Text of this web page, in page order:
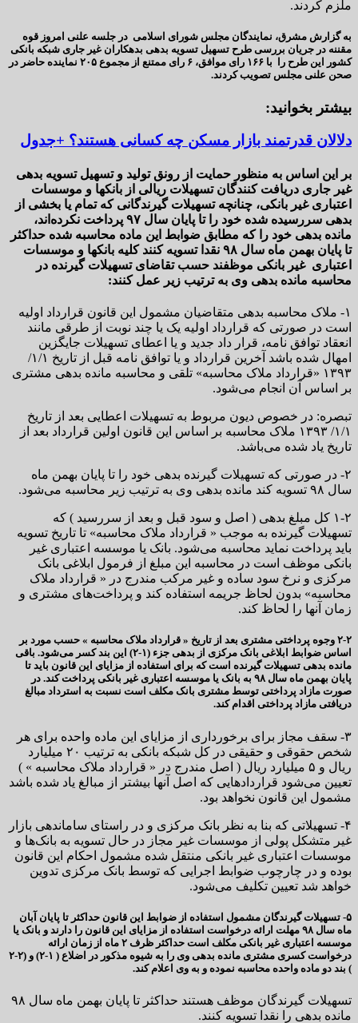
ملزم کردند.
به گزارش مشرق، نمایندگان مجلس شورای اسلامی در جلسه علنی امروز قوه
مقننه در جریان بررسی طرح تسهیل تسویه بدهی بدهکاران غیر جاری شبکه بانکی
کشور این طرح را با ۱۶۶ رای موافق، ۶ رای ممتنع از مجموع ۲۰۵ نماینده حاضر در
صحن علنی مجلس تصویب کردند.
بیشتر بخوانید:
دلالان قدرتمند بازار مسکن چه کسانی هستند؟ +جدول
بر این اساس به منظور حمایت از رونق تولید و تسهیل تسویه بدهی
غیر جاری دریافت کنندگان تسهیلات ریالی از بانکها و موسسات
اعتباری غیر بانکی، چنانچه تسهیلات گیرندگانی که تمام یا بخشی از
بدهی سررسیده شده خود را تا پایان سال ۹۷ پرداخت نکرده‌اند،
مانده بدهی خود را که مطابق ضوابط این ماده محاسبه شده حداکثر
تا پایان بهمن ماه سال ۹۸ نقدا تسویه کنند کلیه بانکها و موسسات
اعتباری غیر بانکی موظفند حسب تقاضای تسهیلات گیرنده در
محاسبه مانده بدهی وی به ترتیب زیر عمل کنند:
۱- ملاک محاسبه بدهی متقاضیان مشمول این قانون قرارداد اولیه
است در صورتی که قرارداد اولیه یک یا چند نوبت از طرقی مانند
انعقاد توافق نامه، قرار داد جدید و یا اعطای تسهیلات جایگزین
امهال شده باشد آخرین قرارداد و یا توافق نامه قبل از تاریخ ۱/۱/
۱۳۹۳ «قرارداد ملاک محاسبه» تلقی و محاسبه مانده بدهی مشتری
بر اساس آن انجام می‌شود.
تبصره: در خصوص دیون مربوط به تسهیلات اعطایی بعد از تاریخ
۱/۱/ ۱۳۹۳ ملاک محاسبه بر اساس این قانون اولین قرارداد بعد از
تاریخ یاد شده می‌باشد.
۲- در صورتی که تسهیلات گیرنده بدهی خود را تا پایان بهمن ماه
سال ۹۸ تسویه کند مانده بدهی وی به ترتیب زیر محاسبه می‌شود.
۱-۲ کل مبلغ بدهی ( اصل و سود قبل و بعد از سررسید ) که
تسهیلات گیرنده به موجب « قرارداد ملاک محاسبه» تا تاریخ تسویه
باید پرداخت نماید محاسبه می‌شود. بانک یا موسسه اعتباری غیر
بانکی موظف است در محاسبه این مبلغ از فرمول ابلاغی بانک
مرکزی و نرخ سود ساده و غیر مرکب مندرج در « قرارداد ملاک
محاسبه» بدون لحاظ جریمه استفاده کند و پرداخت‌های مشتری و
زمان‌ آنها را لحاظ کند.
۲-۲ وجوه پرداختی مشتری بعد از تاریخ « قرارداد ملاک محاسبه » حسب مورد بر
اساس ضوابط ابلاغی بانک مرکزی از بدهی جزء (۱-۲) این بند کسر می‌شود. باقی
مانده بدهی تسهیلات گیرنده است که برای استفاده از مزایای این قانون باید تا
پایان بهمن ماه سال ۹۸ به بانک یا موسسه اعتباری غیر بانکی پرداخت کند. در
صورت مازاد پرداختی توسط مشتری بانک مکلف است نسبت به استرداد مبالغ
دریافتی مازاد پرداختی اقدام کند.
۳- سقف مجاز برای برخورداری از مزایای این ماده واحده برای هر
شخص حقوقی و حقیقی در کل شبکه بانکی به ترتیب ۲۰ میلیارد
ریال و ۵ میلیارد ریال ( اصل مندرج در « قرارداد ملاک محاسبه » )
تعیین می‌شود قراردادهایی که اصل آنها بیشتر از مبالغ یاد شده باشد
مشمول این قانون نخواهد بود.
۴- تسهیلاتی که بنا به نظر بانک مرکزی و در راستای ساماندهی بازار
غیر متشکل پولی از موسسات غیر مجاز در حال تسویه به بانک‌ها و
موسسات اعتباری غیر بانکی منتقل شده مشمول احکام این قانون
بوده و در چارچوب ضوابط اجرایی که توسط بانک مرکزی تدوین
خواهد شد تعیین تکلیف می‌شود.
۵- تسهیلات گیرندگان مشمول استفاده از ضوابط این قانون حداکثر تا پایان آبان
ماه سال ۹۸ مهلت ارائه درخواست استفاده از مزایای این قانون را دارند و بانک یا
موسسه اعتباری غیر بانکی مکلف است حداکثر ظرف ۲ ماه از زمان ارائه
درخواست کسری مشتری مانده بدهی وی را به شیوه مذکور در اضلاع ( ۱-۲) و (۲-۲
) بند دو ماده واحده محاسبه نموده و به وی اعلام کند.
تسهیلات گیرندگان موظف هستند حداکثر تا پایان بهمن ماه سال ۹۸
مانده بدهی را نقدا تسویه کنند.